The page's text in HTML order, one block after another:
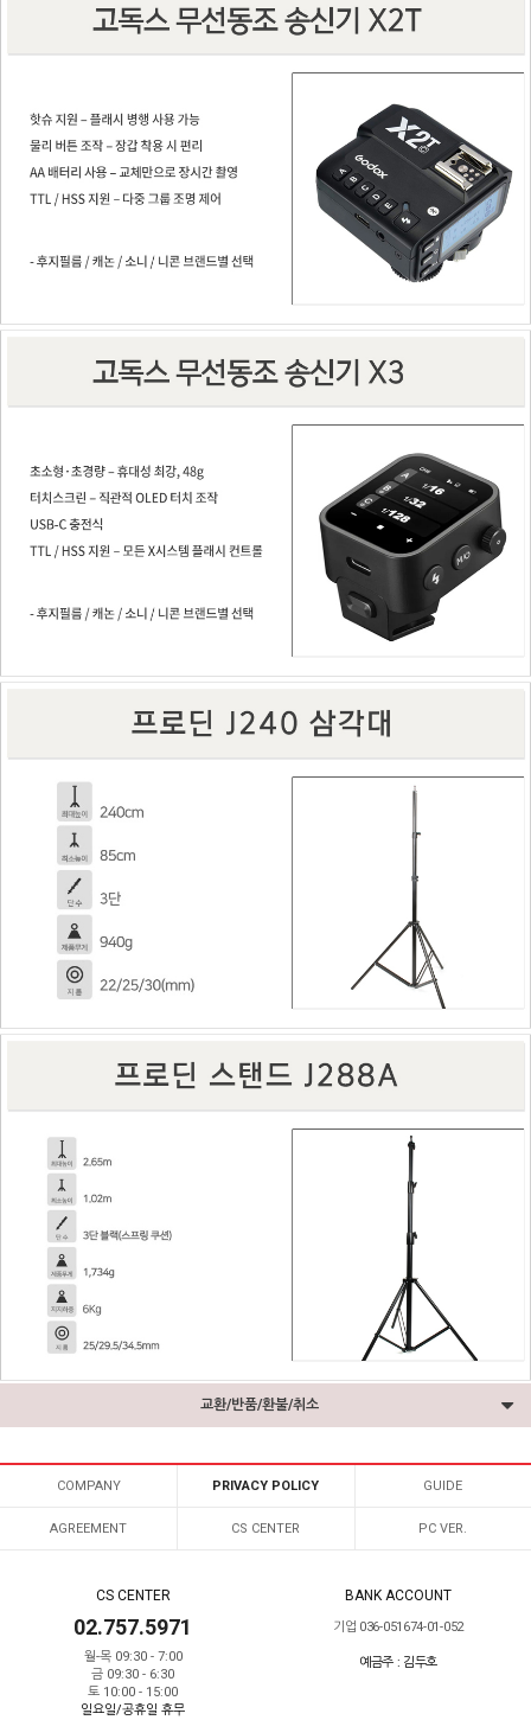
교환/반품/환불/취소
COMPANY PRIVACY POLICY GUIDE
AGREEMENT CS CENTER PC VER.
CS CENTER
02.757.5971
월-목 09:30 - 7:00
금 09:30 - 6:30
토 10:00 - 15:00
일요일/공휴일 휴무
BANK ACCOUNT
기업 036-051674-01-052
예금주 : 김두호